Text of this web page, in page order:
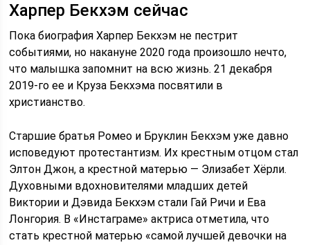
Харпер Бекхэм сейчас
Пока биография Харпер Бекхэм не пестрит
событиями, но накануне 2020 года произошло нечто,
что малышка запомнит на всю жизнь. 21 декабря
2019-го ее и Круза Бекхэма посвятили в
христианство.
Старшие братья Ромео и Бруклин Бекхэм уже давно
исповедуют протестантизм. Их крестным отцом стал
Элтон Джон, а крестной матерью — Элизабет Хёрли.
Духовными вдохновителями младших детей
Виктории и Дэвида Бекхэм стали Гай Ричи и Ева
Лонгория. В «Инстаграме» актриса отметила, что
стать крестной матерью «самой лучшей девочки на